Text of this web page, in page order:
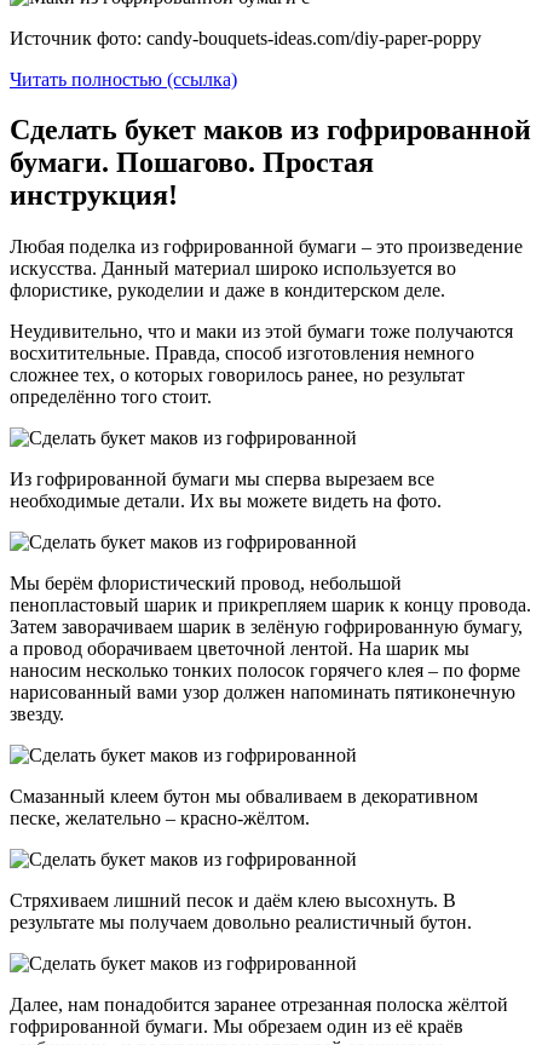
Источник фото: candy-bouquets-ideas.com/diy-paper-poppy
Читать полностью (ссылка)
Сделать букет маков из гофрированной
бумаги. Пошагово. Простая
инструкция!
Любая поделка из гофрированной бумаги – это произведение
искусства. Данный материал широко используется во
флористике, рукоделии и даже в кондитерском деле.
Неудивительно, что и маки из этой бумаги тоже получаются
восхитительные. Правда, способ изготовления немного
сложнее тех, о которых говорилось ранее, но результат
определённо того стоит.
Из гофрированной бумаги мы сперва вырезаем все
необходимые детали. Их вы можете видеть на фото.
Мы берём флористический провод, небольшой
пенопластовый шарик и прикрепляем шарик к концу провода.
Затем заворачиваем шарик в зелёную гофрированную бумагу,
а провод оборачиваем цветочной лентой. На шарик мы
наносим несколько тонких полосок горячего клея – по форме
нарисованный вами узор должен напоминать пятиконечную
звезду.
Смазанный клеем бутон мы обваливаем в декоративном
песке, желательно – красно-жёлтом.
Стряхиваем лишний песок и даём клею высохнуть. В
результате мы получаем довольно реалистичный бутон.
Далее, нам понадобится заранее отрезанная полоска жёлтой
гофрированной бумаги. Мы обрезаем один из её краёв